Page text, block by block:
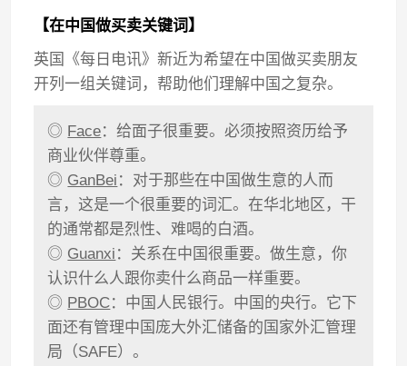
【在中国做买卖关键词】
英国《每日电讯》新近为希望在中国做买卖朋友
开列一组关键词，帮助他们理解中国之复杂。
◎ Face：给面子很重要。必须按照资历给予
商业伙伴尊重。
◎ GanBei ：对于那些在中国做生意的人而
言，这是一个很重要的词汇。在华北地区，干
的通常都是烈性、难喝的白酒。
◎ Guanxi ：关系在中国很重要。做生意，你
认识什么人跟你卖什么商品一样重要。
◎ PBOC：中国人民银行。中国的央行。它下
面还有管理中国庞大外汇储备的国家外汇管理
局（SAFE）。